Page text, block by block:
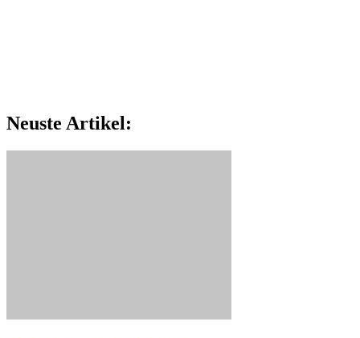
Neuste Artikel: